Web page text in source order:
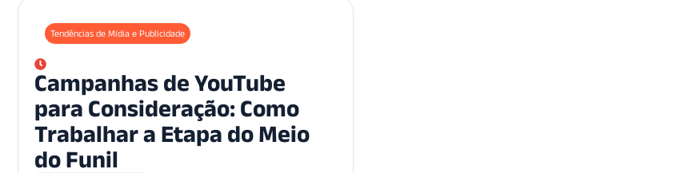
Tendências de Mídia e Publicidade
Campanhas de YouTube
para Consideração: Como
Trabalhar a Etapa do Meio
do Funil